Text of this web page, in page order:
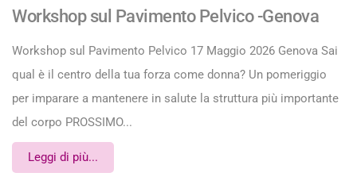
Workshop sul Pavimento Pelvico -Genova
Workshop sul Pavimento Pelvico 17 Maggio 2026 Genova Sai
qual è il centro della tua forza come donna? Un pomeriggio
per imparare a mantenere in salute la struttura più importante
del corpo PROSSIMO...
Leggi di più...